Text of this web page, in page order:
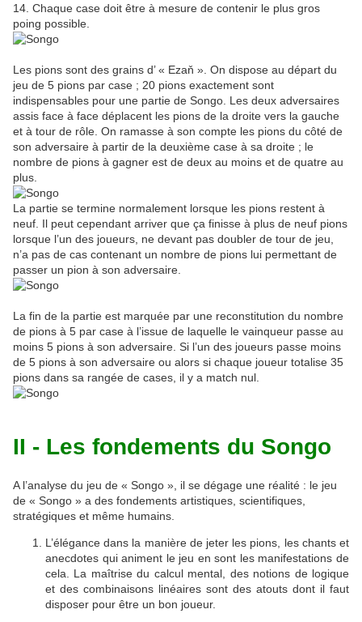
14. Chaque case doit être à mesure de contenir le plus gros
poing possible.
Les pions sont des grains d’ « Ezaň ». On dispose au départ du
jeu de 5 pions par case ; 20 pions exactement sont
indispensables pour une partie de Songo. Les deux adversaires
assis face à face déplacent les pions de la droite vers la gauche
et à tour de rôle. On ramasse à son compte les pions du côté de
son adversaire à partir de la deuxième case à sa droite ; le
nombre de pions à gagner est de deux au moins et de quatre au
plus.
La partie se termine normalement lorsque les pions restent à
neuf. Il peut cependant arriver que ça finisse à plus de neuf pions
lorsque l’un des joueurs, ne devant pas doubler de tour de jeu,
n’a pas de cas contenant un nombre de pions lui permettant de
passer un pion à son adversaire.
La fin de la partie est marquée par une reconstitution du nombre
de pions à 5 par case à l’issue de laquelle le vainqueur passe au
moins 5 pions à son adversaire. Si l’un des joueurs passe moins
de 5 pions à son adversaire ou alors si chaque joueur totalise 35
pions dans sa rangée de cases, il y a match nul.
II - Les fondements du Songo
A l’analyse du jeu de « Songo », il se dégage une réalité : le jeu
de « Songo » a des fondements artistiques, scientifiques,
stratégiques et même humains.
L’élégance dans la manière de jeter les pions, les chants et
anecdotes qui animent le jeu en sont les manifestations de
cela. La maîtrise du calcul mental, des notions de logique
et des combinaisons linéaires sont des atouts dont il faut
disposer pour être un bon joueur.